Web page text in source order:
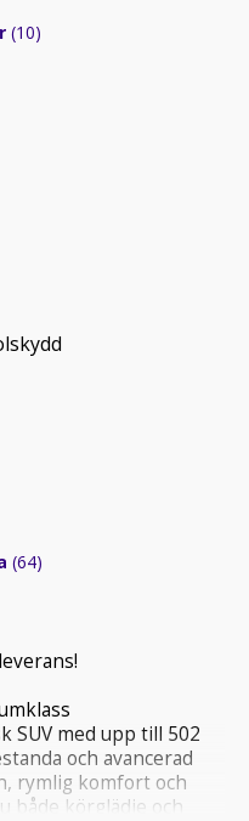
(10)
(64)
SUV med upp till 502
och avancerad
rymlig komfort och
både körglädje och